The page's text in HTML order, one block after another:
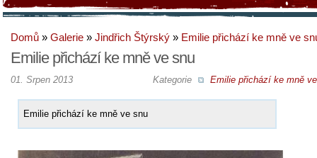
Domů » Galerie » Jindřich Štýrský » Emilie přichází ke mně ve
Emilie přichází ke mně ve snu
Kategorie Emilie přichází ke mně
01. Srpen 2013
Emilie přichází ke mně ve snu